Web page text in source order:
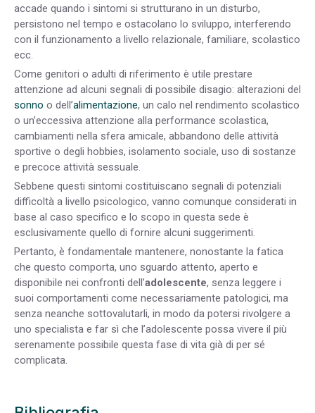
accade quando i sintomi si strutturano in un disturbo,
persistono nel tempo e ostacolano lo sviluppo, interferendo
con il funzionamento a livello relazionale, familiare, scolastico
ecc.
Come genitori o adulti di riferimento è utile prestare
attenzione ad alcuni segnali di possibile disagio: alterazioni del
sonno o dell’alimentazione, un calo nel rendimento scolastico
o un’eccessiva attenzione alla performance scolastica,
cambiamenti nella sfera amicale, abbandono delle attività
sportive o degli hobbies, isolamento sociale, uso di sostanze
e precoce attività sessuale.
Sebbene questi sintomi costituiscano segnali di potenziali
difficoltà a livello psicologico, vanno comunque considerati in
base al caso specifico e lo scopo in questa sede è
esclusivamente quello di fornire alcuni suggerimenti.
Pertanto, è fondamentale mantenere, nonostante la fatica
che questo comporta, uno sguardo attento, aperto e
disponibile nei confronti dell’adolescente, senza leggere i
suoi comportamenti come necessariamente patologici, ma
senza neanche sottovalutarli, in modo da potersi rivolgere a
uno specialista e far sì che l’adolescente possa vivere il più
serenamente possibile questa fase di vita già di per sé
complicata.